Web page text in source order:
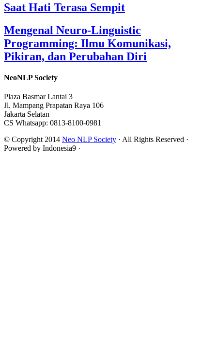
Saat Hati Terasa Sempit
Mengenal Neuro-Linguistic
Programming: Ilmu Komunikasi,
Pikiran, dan Perubahan Diri
NeoNLP Society
Plaza Basmar Lantai 3
Jl. Mampang Prapatan Raya 106
Jakarta Selatan
CS Whatsapp: 0813-8100-0981
© Copyright 2014 Neo NLP Society · All Rights Reserved ·
Powered by Indonesia9 ·